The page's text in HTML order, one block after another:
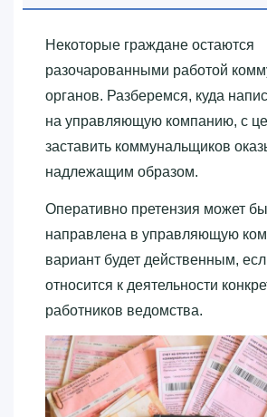
Некоторые граждане остаются
разочарованными работой
органов. Разберемся, куда
на управляющую компанию, с
заставить коммунальщиков
надлежащим образом.
Оперативно претензия может
направлена в управляющую
вариант будет действенным,
относится к деятельности
работников ведомства.